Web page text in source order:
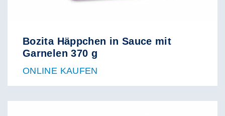
Bozita Häppchen in Sauce mit
Garnelen 370 g
ONLINE KAUFEN